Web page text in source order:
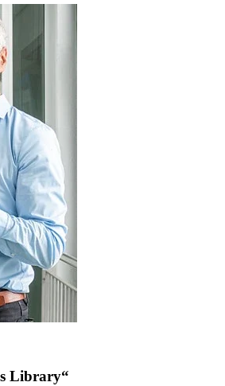
Library“